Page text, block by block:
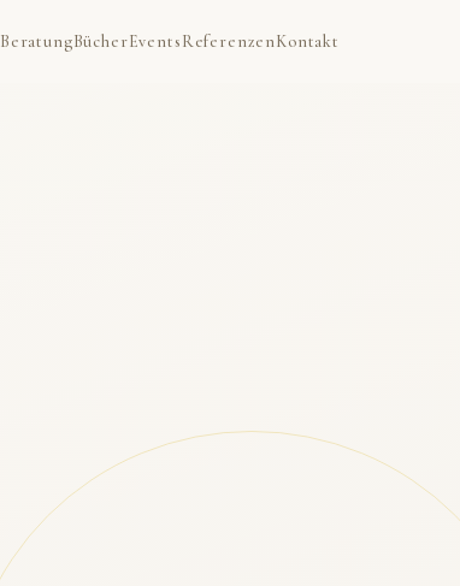
BeratungBücherEventsReferenzenKontakt